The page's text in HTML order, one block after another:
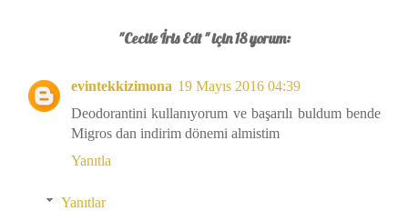
"Cecile İris Edt " için 18 yorum:
evintekkizimona 19 Mayıs 2016 04:39
Deodorantini kullanıyorum ve başarılı buldum bende
Migros dan indirim dönemi almistim
Yanıtla
Yanıtlar